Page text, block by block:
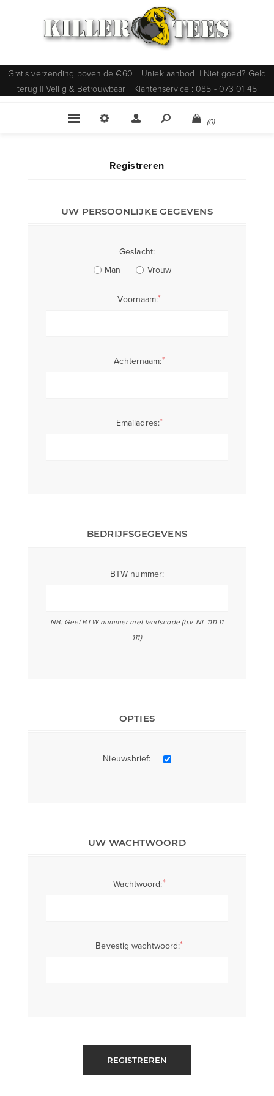
Gratis verzending boven de €60 || Uniek aanbod || Niet goed? Geld
terug || Veilig & Betrouwbaar || Klantenservice : 085 - 073 01 45
(0)
Registreren
UW PERSOONLIJKE GEGEVENS
Geslacht:
Man
Vrouw
Voornaam:*
Achternaam:*
Emailadres:*
BEDRIJFSGEGEVENS
BTW nummer:
NB: Geef BTW nummer met landscode (b.v. NL 1111 11
111)
OPTIES
Nieuwsbrief:
UW WACHTWOORD
Wachtwoord:*
Bevestig wachtwoord:*
REGISTREREN